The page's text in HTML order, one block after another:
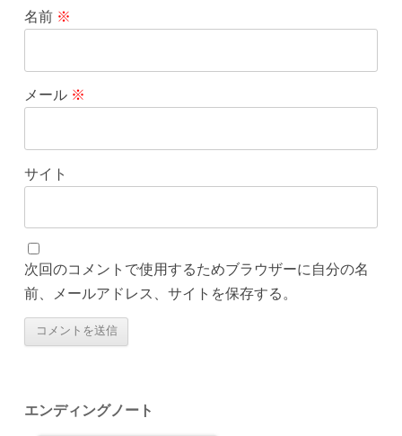
名前 ※
メール ※
サイト
次回のコメントで使用するためブラウザーに自分の名
前、メールアドレス、サイトを保存する。
エンディングノート